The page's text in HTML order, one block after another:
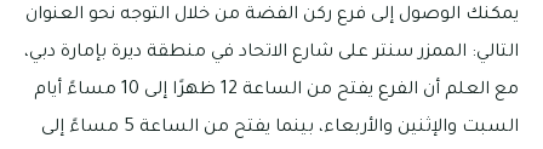
يمكنك الوصول إلى فرع ركن الفضة من خلال التوجه نحو العنوان
التالي: الممزر سنتر على شارع الاتحاد في منطقة ديرة بإمارة دبي،
مع العلم أن الفرع يفتح من الساعة 12 ظهرًا إلى 10 مساءً أيام
السبت والإثنين والأربعاء، بينما يفتح من الساعة 5 مساءً إلى